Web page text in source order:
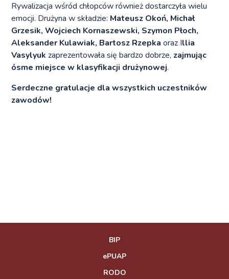
Rywalizacja wśród chłopców również dostarczyła wielu
emocji. Drużyna w składzie: Mateusz Okoń, Michał
Grzesik, Wojciech Kornaszewski, Szymon Płoch,
Aleksander Kulawiak, Bartosz Rzepka oraz Illia
Vasylyuk zaprezentowała się bardzo dobrze, zajmując
ósme miejsce w klasyfikacji drużynowej.
Serdeczne gratulacje dla wszystkich uczestników
zawodów!
BIP
ePUAP
RODO